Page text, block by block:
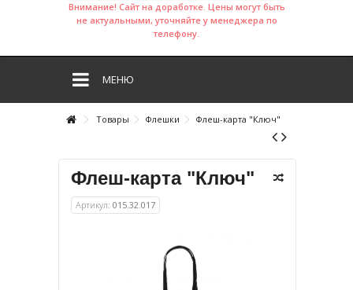
Внимание! Сайт на доработке. Цены могут быть
не актуальными, уточняйте у менеджера по
телефону.
МЕНЮ
Товары Флешки Флеш-карта "Ключ"
Флеш-карта "Ключ"
Артикул: 015.32.017